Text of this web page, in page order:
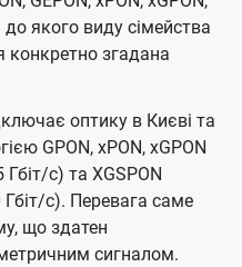
якого виду сімейства
конкретно згадана
оптику в Києві та
GPON, xPON, xGPON
Гбіт/с) та XGSPON
Гбіт/с). Перевага саме
що здатен
сигналом.